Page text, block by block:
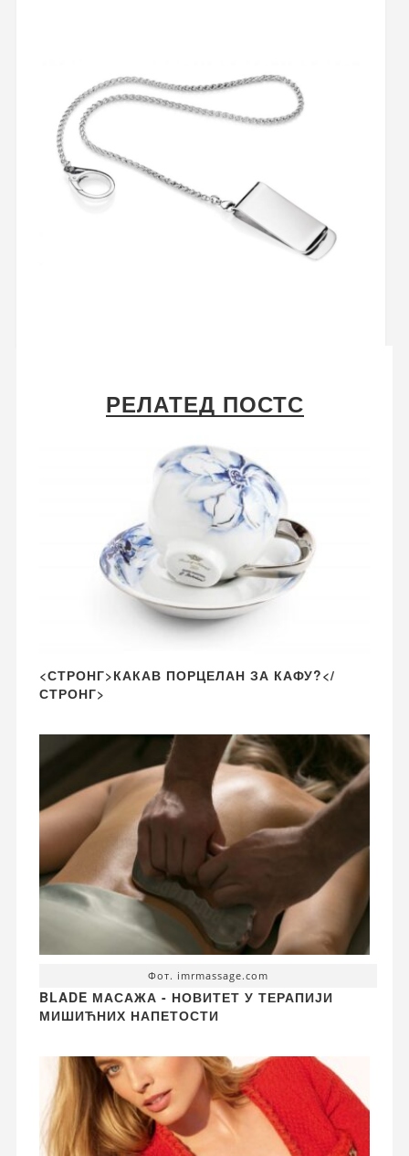
РЕЛАТЕД ПОСТС
<СТРОНГ>КАКАВ ПОРЦЕЛАН ЗА КАФУ?</
СТРОНГ>
Фот. imrmassage.com
BLADE МАСАЖА - НОВИТЕТ У ТЕРАПИЈИ
МИШИЋНИХ НАПЕТОСТИ